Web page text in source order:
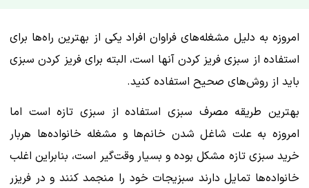
امروزه به دلیل مشغله‌های فراوان افراد یکی از بهترین راه‌ها برای
استفاده از سبزی فریز کردن آنها است، البته برای فریز کردن سبزی
باید از روش‌های صحیح استفاده کنید.
بهترین طریقه مصرف سبزی استفاده از سبزی تازه است اما
امروزه به علت شاغل شدن خانم‌ها و مشغله خانواده‌ها هربار
خرید سبزی تازه مشکل بوده و بسیار وقت‌گیر است، بنابراین اغلب
خانواده‌ها تمایل دارند سبزیجات خود را منجمد کنند و در فریزر